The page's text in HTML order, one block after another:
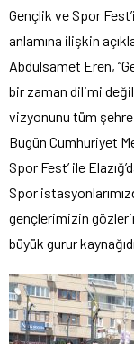
Gençlik ve Spor
anlamına ilişkin
Abdulsamet Eren,
bir zaman dilimi
vizyonunu tüm şehre
Bugün Cumhuriyet
Spor Fest’ ile
Spor
gençlerimizin
büyük gurur